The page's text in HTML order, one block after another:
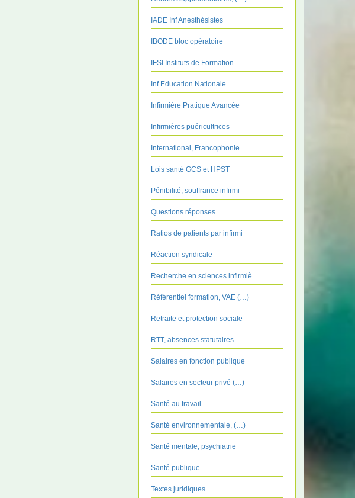
IADE Inf Anesthésistes
IBODE bloc opératoire
IFSI Instituts de Formation
Inf Education Nationale
Infirmière Pratique Avancée
Infirmières puéricultrices
International, Francophonie
Lois santé GCS et HPST
Pénibilité, souffrance infirmi
Questions réponses
Ratios de patients par infirmi
Réaction syndicale
Recherche en sciences infirmiè
Référentiel formation, VAE (…)
Retraite et protection sociale
RTT, absences statutaires
Salaires en fonction publique
Salaires en secteur privé (…)
Santé au travail
Santé environnementale, (…)
Santé mentale, psychiatrie
Santé publique
Textes juridiques